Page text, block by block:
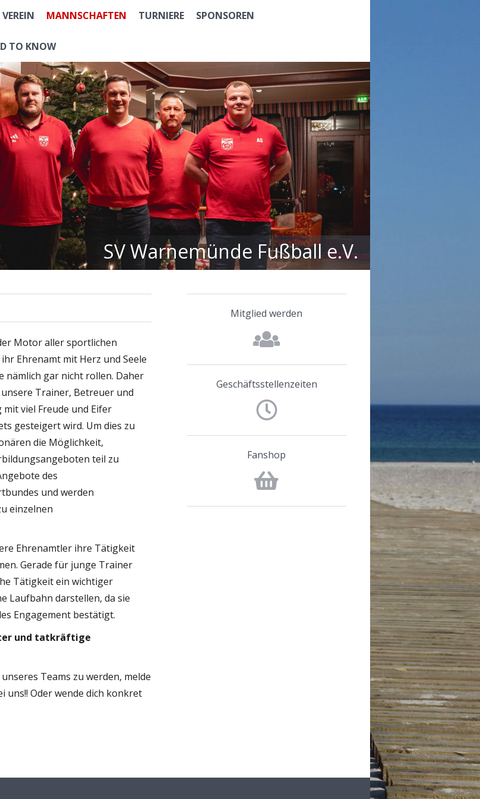
VEREIN MANNSCHAFTEN TURNIERE SPONSOREN
TO KNOW
SV Warnemünde Fußball e.V.
Motor aller sportlichen
Ehrenamt mit Herz und Seele
nämlich gar nicht rollen. Daher
Trainer, Betreuer und
viel Freude und Eifer
gesteigert wird. Um dies zu
die Möglichkeit,
teil zu
des
und werden
einzelnen
Ehrenamtler ihre Tätigkeit
Gerade für junge Trainer
Tätigkeit ein wichtiger
Laufbahn darstellen, da sie
Engagement bestätigt.
und tatkräftige
Teams zu werden, melde
uns!! Oder wende dich konkret
Mitglied werden
Geschäftsstellenzeiten
Fanshop